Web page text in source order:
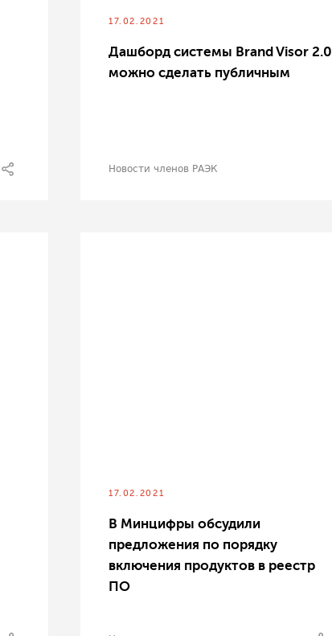
17.02.2021
Дашборд системы Brand Visor 2.0
можно сделать публичным
Новости членов РАЭК
17.02.2021
В Минцифры обсудили
предложения по порядку
включения продуктов в реестр
ПО